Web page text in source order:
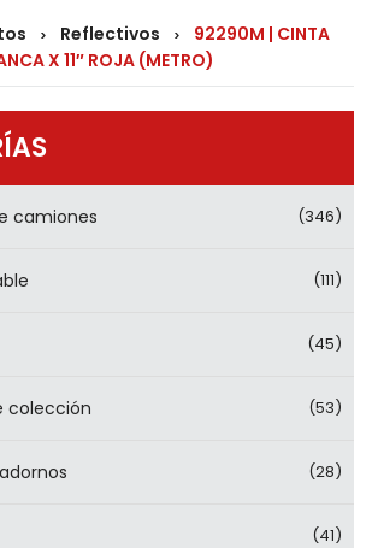
> Reflectivos >
92290M | CINTA
X 11″ ROJA (METRO)
camiones (346)
(111)
(45)
colección (53)
(28)
(41)